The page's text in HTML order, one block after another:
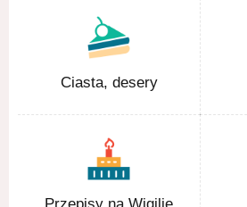
Ciasta, desery